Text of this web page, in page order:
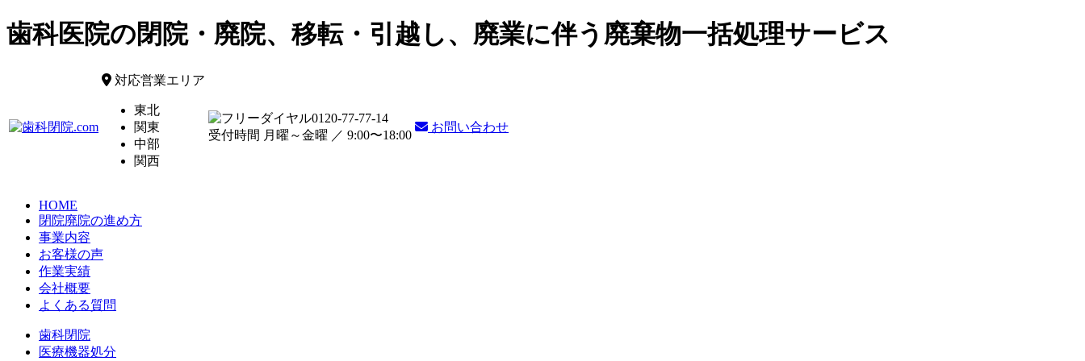
歯科医院の閉院・廃院、移転・引越し、廃業に伴う廃棄物一括処理サービス
対応営業エリア
東北
関東
中部
関西
0120-77-77-14
受付時間 月曜～金曜 ／ 9:00〜18:00
お問い合わせ
HOME
閉院廃院の進め方
事業内容
お客様の声
作業実績
会社概要
よくある質問
歯科閉院
医療機器処分